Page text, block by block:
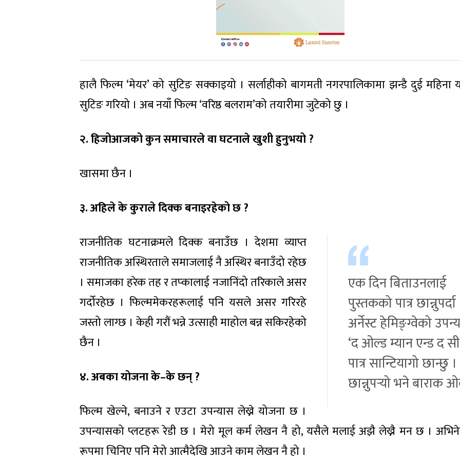
हालै फिल्म ‘मेयर’ को सुटिङ सक्काइयो । सर्लाहीको बागमती नगरपालिकामा झन्डै दुई महिना
सुटिङ गरियो । अब नयाँ फिल्म ‘वरिष्ठ बलराम’को तयारीमा जुटेको छु ।
२. हिजोआजको कुन समाचारले वा घटनाले खुशी हुनुभयो ?
खासमा छैन ।
३. अहिले के कुराले दिक्क बनाइरहेको छ ?
एक दिन बिताउनलाई
पुस्तकको पात्र छान्नुपर्दा
अर्नेस्ट हेमिङ्ग्वेको
‘द ओल्ड म्यान एन्ड द
पात्र सान्टियागो छान्छु
छान्नुपर्‍यो भने बाराक
राजनीतिक घटनाक्रमले दिक्क बनाउँछ । देशमा व्याप्त
राजनीतिक अस्थिरताले समाजलाई नै अस्थिर बनाउँदो रहेछ
। समाजका हरेक तह र तप्कालाई नजानिंदो तरिकाले असर
गर्दोरहेछ । फिल्ममेकरहरूलाई पनि यसले असर गरिरहे
जस्तो लाग्छ । केही गरौं भन्ने उत्साही माहोल बन्न सकिरहेको
छैन ।
४. अबका योजना के–के छन् ?
फिल्म खेल्ने, बनाउने र एउटा उपन्यास लेख्ने योजना छ ।
उपन्यासको प्लटहरू रेडी छ । मेरो मूल कर्म लेखन नै हो, यसैले मलाई अझै लेख्नै मन छ ।
रूपमा चिनिए पनि मेरो आत्मैदेखि आउने काम लेखन नै हो ।